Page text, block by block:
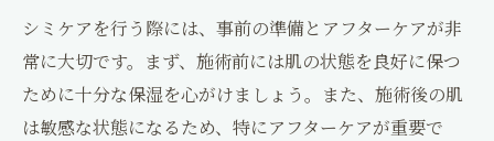
シミケアを行う際には、事前の準備とアフターケアが非
常に大切です。まず、施術前には肌の状態を良好に保つ
ために十分な保湿を心がけましょう。また、施術後の肌
は敏感な状態になるため、特にアフターケアが重要で